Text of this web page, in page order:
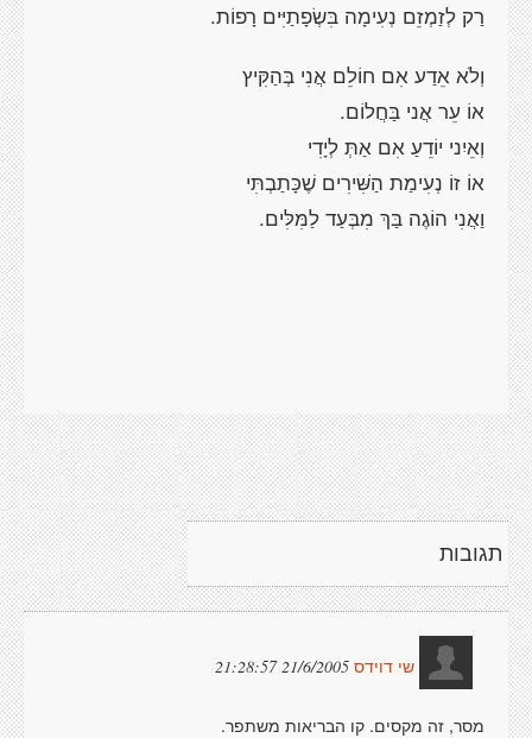
רַק לְזַמְזֵם נְעִימָה בִּשְׂפָתַיִּים רָפוֹת.
וְלֹא אֵדַע אִם חוֹלֵם אֲנִי בְּהַקִּיץ
אוֹ עֵר אֲני בַּחֲלוֹם.
וְאֵיִני יוֹדֵעַ אִם אַתְּ לְיָדִי
אוֹ זוֹ נְעִימַת הַשִּׁירִים שֶׁכָּתַבְתִּי
וַאֲנִי הוֹגֶה בַּךְ מִבְּעַד לַמִּלִּים.
תגובות
שי דוידס 21/6/2005 21:28:57
מסר, זה מקסים. קו הבריאות משתפר.